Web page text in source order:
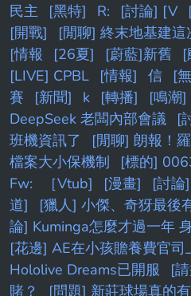
民主
[黑特] R: [討論] [V
[開戰]
[閒聊] 終末地基建這
[情報
[26夏] [蔚藍]新舊 [
[LIVE] CPBL
[情報] 信 [
賽
[新聞] k [轉播] [鳴潮]
DeepSeek 老闆內部會議
[
班機資訊了
[閒聊] 朗報！
檔案大小保機制
[標的]
Fw:
［Vtub] [漫畫] [討論
道]
[獵人] 小傑、奇犽最後
論] Kuminga怎麼才過一年
[花邊] AE在小孩贍養費官司
Hololive Dreams已開服
[
賭？
[問題] 新莊球場真的